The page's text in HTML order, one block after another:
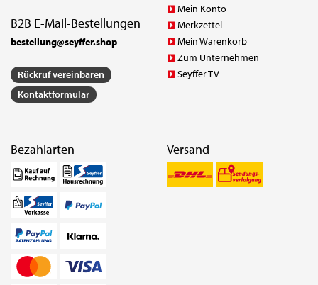
B2B E-Mail-Bestellungen
bestellung@seyffer.shop
Rückruf vereinbaren
Kontaktformular
Mein Konto
Merkzettel
Mein Warenkorb
Zum Unternehmen
Seyffer TV
Bezahlarten Versand